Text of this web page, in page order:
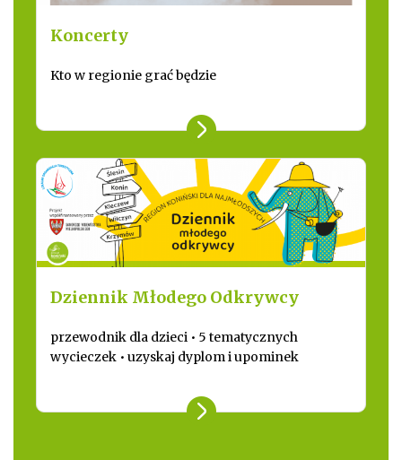
Koncerty
Kto w regionie grać będzie
Dziennik Młodego Odkrywcy
przewodnik dla dzieci • 5 tematycznych
wycieczek • uzyskaj dyplom i upominek